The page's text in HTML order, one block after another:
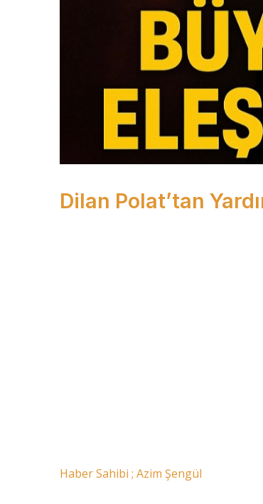
Dilan Polat’tan
Haber Sahibi ; Azim Şengül